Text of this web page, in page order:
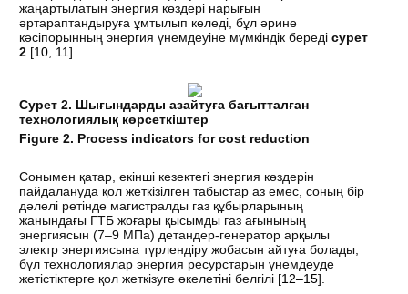
жаңартылатын энергия көздері нарығын
әртараптандыруға ұмтылып келеді, бұл әрине
кәсіпорынның энергия үнемдеуіне мүмкіндік бередісурет
2 [10, 11].
Сурет 2. Шығындарды азайтуға бағытталған
технологиялық көрсеткіштер
Figure 2. Process indicators for cost reduction
Сонымен қатар, екінші кезектегі энергия көздерін
пайдалануда қол жеткізілген табыстар аз емес, соның бір
дәлелі ретінде магистралды газ құбырларының
жанындағы ГТБ жоғары қысымды газ ағынының
энергиясын (7–9 МПа) детандер-генератор арқылы
электр энергиясына түрлендіру жобасын айтуға болады,
бұл технологиялар энергия ресурстарын үнемдеуде
жетістіктерге қол жеткізуге әкелетіні белгілі [12–15].